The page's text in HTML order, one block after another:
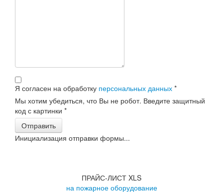
Я согласен на обработку персональных данных *
Мы хотим убедиться, что Вы не робот. Введите защитный
код с картинки *
Отправить
Инициализация отправки формы...
ПРАЙС-ЛИСТ XLS
на пожарное оборудование